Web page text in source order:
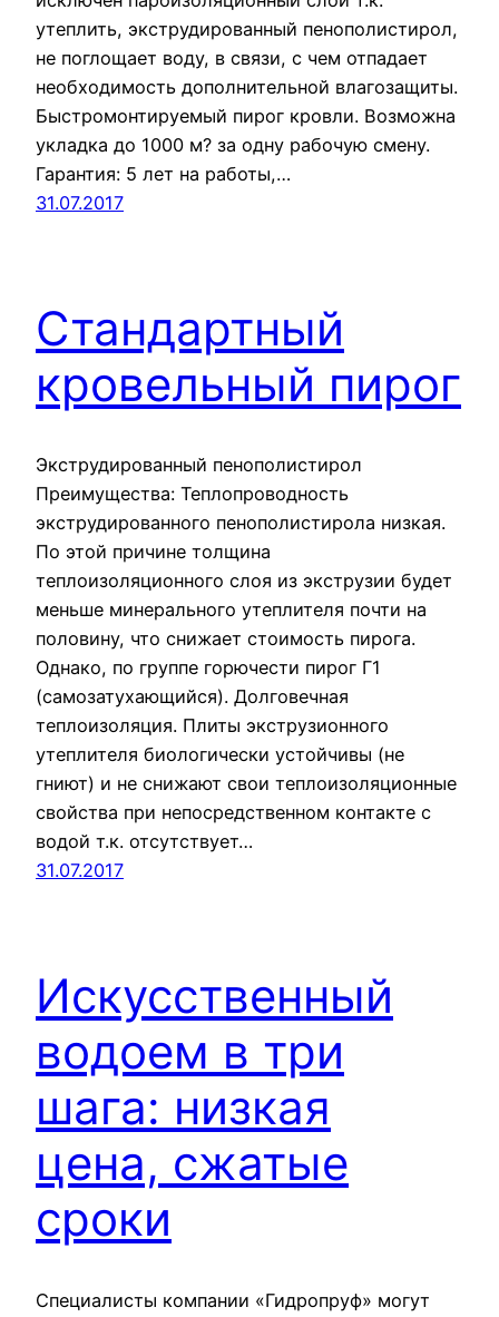
утеплить, экструдированный пенополистирол,
не поглощает воду, в связи, с чем отпадает
необходимость дополнительной влагозащиты.
Быстромонтируемый пирог кровли. Возможна
укладка до 1000 м? за одну рабочую смену.
Гарантия: 5 лет на работы,…
31.07.2017
Стандартный
кровельный пирог
Экструдированный пенополистирол
Преимущества: Теплопроводность
экструдированного пенополистирола низкая.
По этой причине толщина
теплоизоляционного слоя из экструзии будет
меньше минерального утеплителя почти на
половину, что снижает стоимость пирога.
Однако, по группе горючести пирог Г1
(самозатухающийся). Долговечная
теплоизоляция. Плиты экструзионного
утеплителя биологически устойчивы (не
гниют) и не снижают свои теплоизоляционные
свойства при непосредственном контакте с
водой т.к. отсутствует…
31.07.2017
Искусственный
водоем в три
шага: низкая
цена, сжатые
сроки
Специалисты компании «Гидропруф» могут